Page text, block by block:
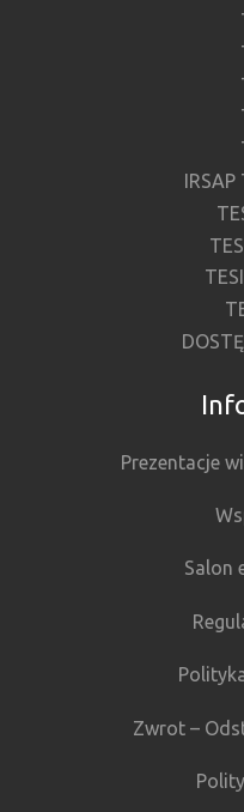
IRSAP
Prezentacje
Salon
Zwrot –